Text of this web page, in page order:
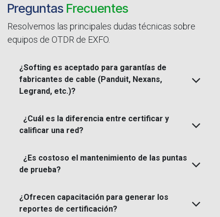
Preguntas Frecuentes
Resolvemos las principales dudas técnicas sobre
equipos de OTDR de EXFO.
¿Softing es aceptado para garantías de
fabricantes de cable (Panduit, Nexans,
Legrand, etc.)?
¿Cuál es la diferencia entre certificar y
calificar una red?
¿Es costoso el mantenimiento de las puntas
de prueba?
¿Ofrecen capacitación para generar los
reportes de certificación?